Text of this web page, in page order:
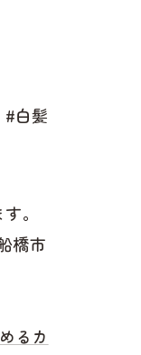
白髪
。
橋市
るカ